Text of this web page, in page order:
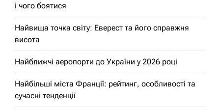
і чого боятися
Найвища точка світу: Еверест та його справжня
висота
Найближчі аеропорти до України у 2026 році
Найбільші міста Франції: рейтинг, особливості та
сучасні тенденції